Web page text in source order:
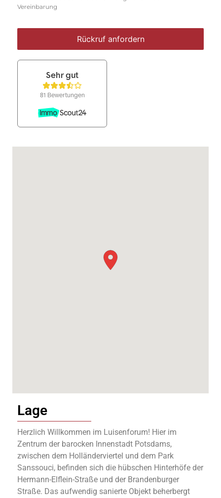
Vereinbarung
Rückruf anfordern
Lage
Herzlich Willkommen im Luisenforum! Hier im
Zentrum der barocken Innenstadt Potsdams,
zwischen dem Holländerviertel und dem Park
Sanssouci, befinden sich die hübschen Hinterhöfe der
Hermann-Elflein-Straße und der Brandenburger
Straße. Das aufwendig sanierte Objekt beherbergt